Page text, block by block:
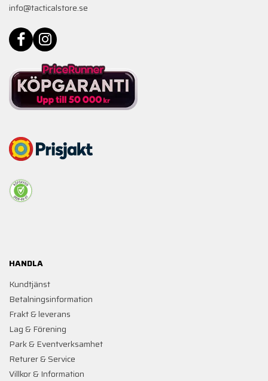
info@tacticalstore.se
HANDLA
Kundtjänst
Betalningsinformation
Frakt & leverans
Lag & Förening
Park & Eventverksamhet
Returer & Service
Villkor & Information